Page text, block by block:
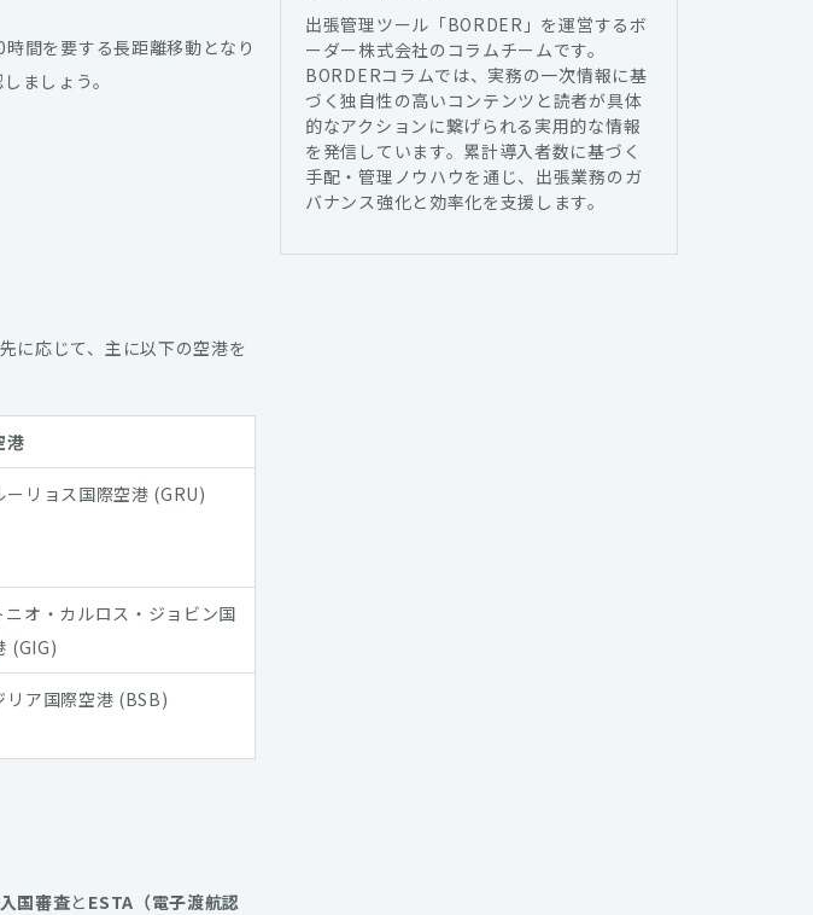
間を要する長距離移動となり
ましょう。
に応じて、主に以下の空港を
港
ーリョス国際空港 (GRU)
ニオ・カルロス・ジョビン国
(GIG)
リア国際空港 (BSB)
国審査と ESTA（電子渡航認
出張管理ツール「BORDER」を運営するボ
ーダー株式会社のコラムチームです。
BORDERコラムでは、実務の一次情報に基
づく独自性の高いコンテンツと読者が具体
的なアクションに繋げられる実用的な情報
を発信しています。累計導入者数に基づく
手配・管理ノウハウを通じ、出張業務のガ
バナンス強化と効率化を支援します。